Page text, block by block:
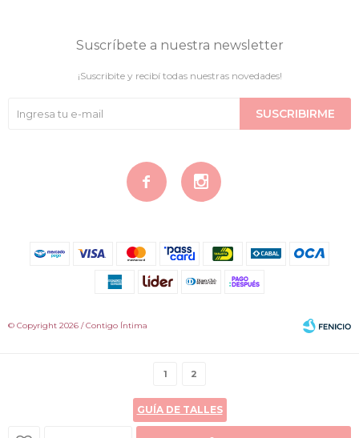
1 2
GUÍA DE TALLES
Suscríbete a nuestra newsletter
¡Suscribite y recibí todas nuestras novedades!
SUSCRIBIRME
 
© Copyright 2026 / Contigo Íntima